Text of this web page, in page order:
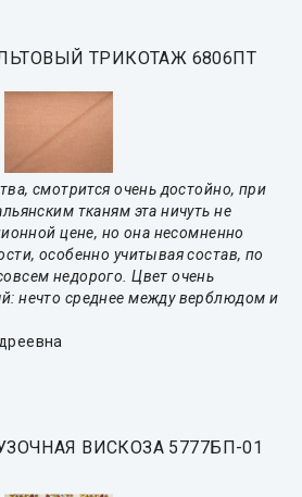
ТРИКОТАЖ 6806ПТ
смотрится очень достойно, при
тканям эта ничуть не
цене, но она несомненно
особенно учитывая состав, по
недорого. Цвет очень
нечто среднее между верблюдом и
ВИСКОЗА 5777БП-01